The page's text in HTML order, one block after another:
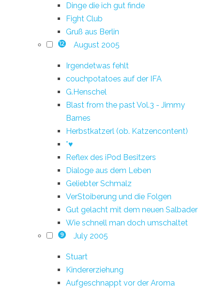
Dinge die ich gut finde
Fight Club
Gruß aus Berlin
12 August 2005
Irgendetwas fehlt
couchpotatoes auf der IFA
G.Henschel
Blast from the past Vol.3 - Jimmy
Barnes
Herbstkatzerl (ob. Katzencontent)
*♥
Reflex des iPod Besitzers
Dialoge aus dem Leben
Geliebter Schmalz
VerStoiberung und die Folgen
Gut gelacht mit dem neuen Salbader
Wie schnell man doch umschaltet
9 July 2005
Stuart
Kindererziehung
Aufgeschnappt vor der Aroma